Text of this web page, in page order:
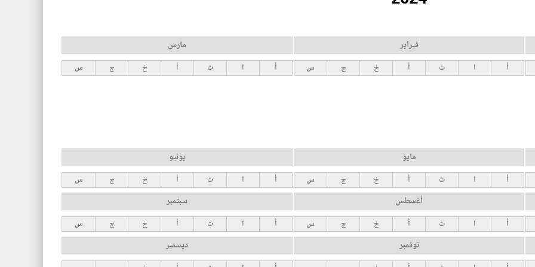
فبراير
أ ا ث أ خ ج س
مارس
أ ا ث أ خ ج س
مايو
أ ا ث أ خ ج س
يونيو
أ ا ث أ خ ج س
أغسطس
أ ا ث أ خ ج س
سبتمبر
أ ا ث أ خ ج س
نوفمبر ديسمبر